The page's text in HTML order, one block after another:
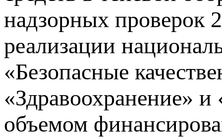
надзорных проверок
реализации
«Безопасные
«Здравоохранение»
объемом